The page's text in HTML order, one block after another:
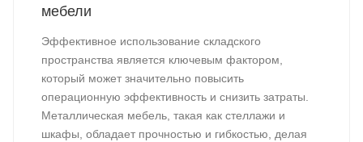
мебели
Эффективное использование складского
пространства является ключевым фактором,
который может значительно повысить
операционную эффективность и снизить затраты.
Металлическая мебель, такая как стеллажи и
шкафы, обладает прочностью и гибкостью, делая